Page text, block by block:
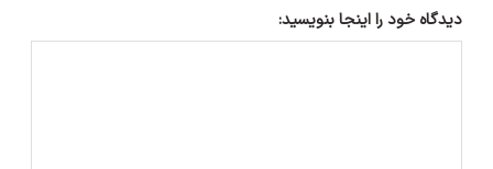
دیدگاه خود را اینجا بنویسید: